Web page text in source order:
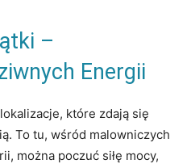
–
Energii
które zdają ⁤się
To tu, wśród malowniczych
można poczuć siłę mocy,